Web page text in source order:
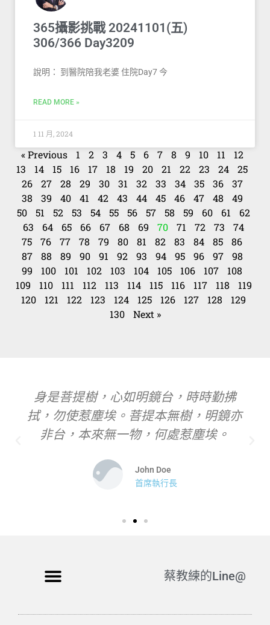
365攝影挑戰 20241101(五)
306/366 Day3209
說明： 到醫院陪我老婆 住院Day7 今
READ MORE »
1 11 月, 2024
« Previous 1 2 3 4 5 6 7 8 9 10 11
12
13
14 15 16 17 18 19 20 21 22 23 24
25
26
27 28 29 30 31 32 33 34 35 36
37
38
39 40 41 42 43 44 45 46 47 48
49
50
51 52 53 54 55 56 57 58 59 60 61
62
63
64 65 66 67 68 69 70 71 72 73
74
75
76 77 78 79 80 81 82 83 84 85
86
87
88 89 90 91 92 93 94 95 96 97
98
99
100 101 102 103 104 105 106 107
108
109
110 111 112 113 114 115 116 117 118
119
120
121 122 123 124 125 126 127 128
129
130
Next »
身是菩提樹，心如明鏡台，時時勤拂
拭，勿使惹塵埃。菩提本無樹，明鏡亦
非台，本來無一物，何處惹塵埃。
John Doe
首席執行長
蔡教練的Line@